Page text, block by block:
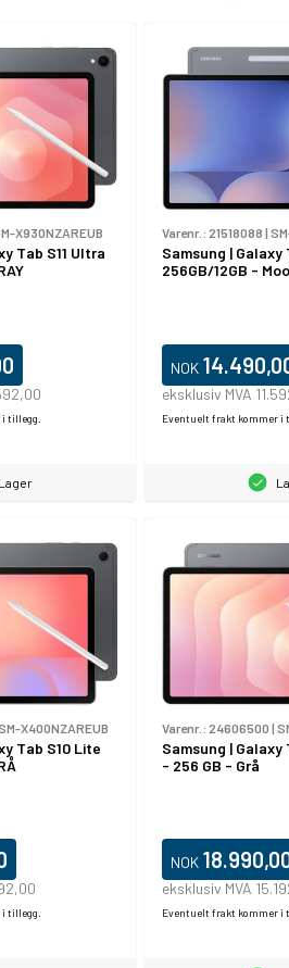
X930NZAREUB
Tab S11 Ultra
tillegg.
Lager
Varenr.: 21518088 |
Samsung | Galaxy
256GB/12GB -
NOK
eksklusiv MVA
Eventuelt frakt kommer i
X400NZAREUB
Tab S10 Lite
tillegg.
Varenr.: 24606500 |
Samsung | Galaxy
- 256 GB - Grå
NOK
eksklusiv MVA
Eventuelt frakt kommer i